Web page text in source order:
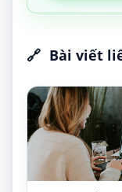
🔗 Bài viết